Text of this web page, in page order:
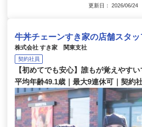
更新日： 2026/06/
牛丼チェーンすき家の店舗スタ
株式会社 すき家 関東支社
契約社員
【初めてでも安心】誰もが覚えやすい
平均年齢49.1歳｜最大9連休可｜契約